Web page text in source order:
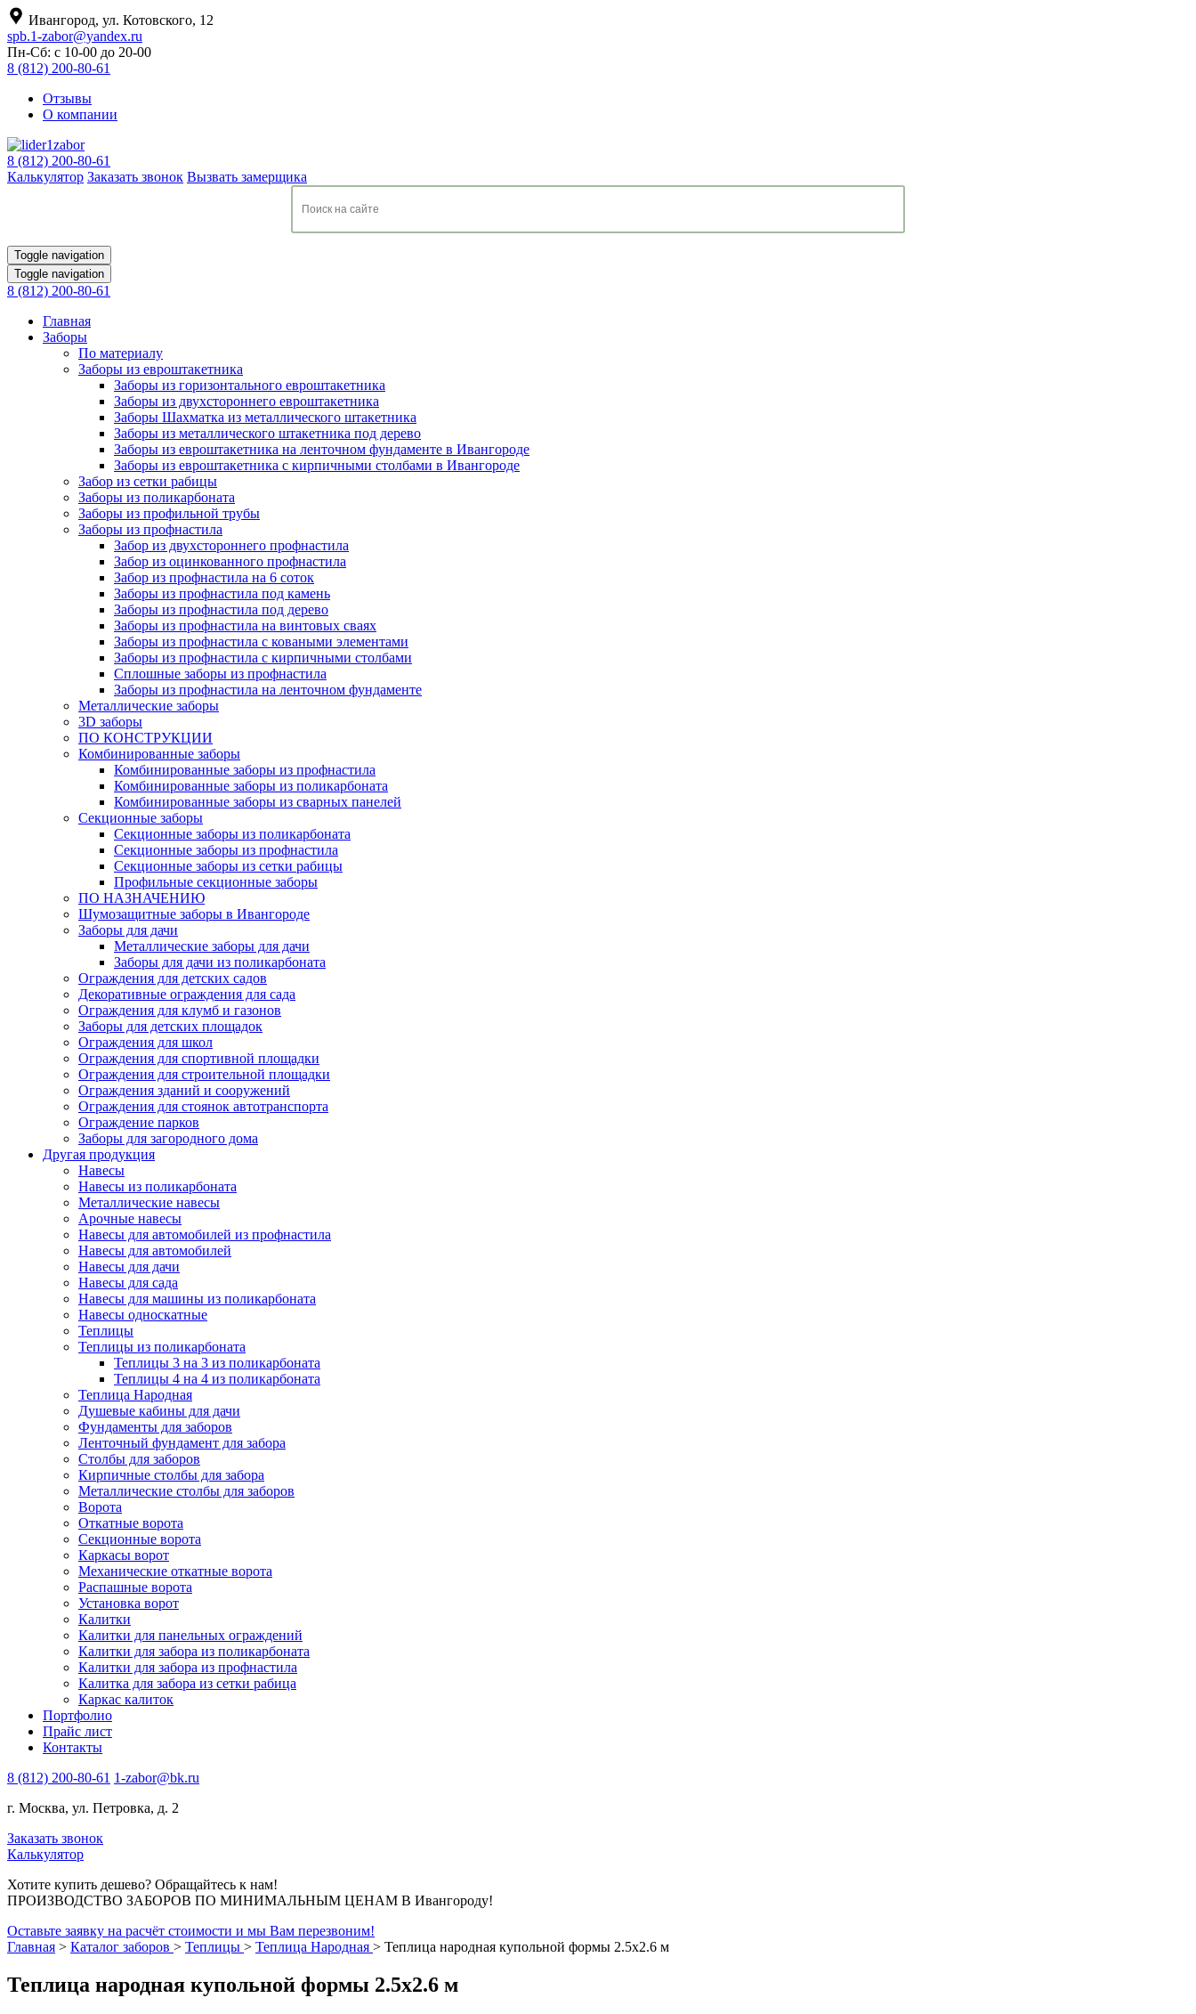
Ивангород, ул. Котовского, 12
spb.1-zabor@yandex.ru
Пн-Сб: с 10-00 до 20-00
8 (812) 200-80-61
Отзывы
О компании
8 (812) 200-80-61
Калькулятор Заказать звонок Вызвать замерщика
Toggle navigation
Toggle navigation
8 (812) 200-80-61
Главная
Заборы
По материалу
Заборы из евроштакетника
Заборы из горизонтального евроштакетника
Заборы из двухстороннего евроштакетника
Заборы Шахматка из металлического штакетника
Заборы из металлического штакетника под дерево
Заборы из евроштакетника на ленточном фундаменте в Ивангороде
Заборы из евроштакетника с кирпичными столбами в Ивангороде
Забор из сетки рабицы
Заборы из поликарбоната
Заборы из профильной трубы
Заборы из профнастила
Забор из двухстороннего профнастила
Забор из оцинкованного профнастила
Забор из профнастила на 6 соток
Заборы из профнастила под камень
Заборы из профнастила под дерево
Заборы из профнастила на винтовых сваях
Заборы из профнастила с коваными элементами
Заборы из профнастила с кирпичными столбами
Сплошные заборы из профнастила
Заборы из профнастила на ленточном фундаменте
Металлические заборы
3D заборы
ПО КОНСТРУКЦИИ
Комбинированные заборы
Комбинированные заборы из профнастила
Комбинированные заборы из поликарбоната
Комбинированные заборы из сварных панелей
Секционные заборы
Секционные заборы из поликарбоната
Секционные заборы из профнастила
Секционные заборы из сетки рабицы
Профильные секционные заборы
ПО НАЗНАЧЕНИЮ
Шумозащитные заборы в Ивангороде
Заборы для дачи
Металлические заборы для дачи
Заборы для дачи из поликарбоната
Ограждения для детских садов
Декоративные ограждения для сада
Ограждения для клумб и газонов
Заборы для детских площадок
Ограждения для школ
Ограждения для спортивной площадки
Ограждения для строительной площадки
Ограждения зданий и сооружений
Ограждения для стоянок автотранспорта
Ограждение парков
Заборы для загородного дома
Другая продукция
Навесы
Навесы из поликарбоната
Металлические навесы
Арочные навесы
Навесы для автомобилей из профнастила
Навесы для автомобилей
Навесы для дачи
Навесы для сада
Навесы для машины из поликарбоната
Навесы односкатные
Теплицы
Теплицы из поликарбоната
Теплицы 3 на 3 из поликарбоната
Теплицы 4 на 4 из поликарбоната
Теплица Народная
Душевые кабины для дачи
Фундаменты для заборов
Ленточный фундамент для забора
Столбы для заборов
Кирпичные столбы для забора
Металлические столбы для заборов
Ворота
Откатные ворота
Секционные ворота
Каркасы ворот
Механические откатные ворота
Распашные ворота
Установка ворот
Калитки
Калитки для панельных ограждений
Калитки для забора из поликарбоната
Калитки для забора из профнастила
Калитка для забора из сетки рабица
Каркас калиток
Портфолио
Прайс лист
Контакты
8 (812) 200-80-61 1-zabor@bk.ru
г. Москва, ул. Петровка, д. 2
Заказать звонок
Калькулятор
Хотите купить дешево? Обращайтесь к нам!
ПРОИЗВОДСТВО ЗАБОРОВ ПО МИНИМАЛЬНЫМ ЦЕНАМ В Ивангороду!
Оставьте заявку на расчёт стоимости и мы Вам перезвоним!
Главная > Каталог заборов > Теплицы > Теплица Народная > Теплица народная купольной формы 2.5х2.6 м
Теплица народная купольной формы 2.5х2.6 м